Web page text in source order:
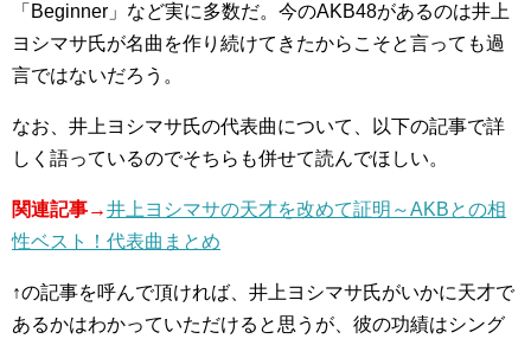
「Beginner」など実に多数だ。今のAKB48があるのは井上
ヨシマサ氏が名曲を作り続けてきたからこそと言っても過
言ではないだろう。
なお、井上ヨシマサ氏の代表曲について、以下の記事で詳
しく語っているのでそちらも併せて読んでほしい。
関連記事→井上ヨシマサの天才を改めて証明～AKBとの相
性ベスト！代表曲まとめ
↑の記事を呼んで頂ければ、井上ヨシマサ氏がいかに天才で
あるかはわかっていただけると思うが、彼の功績はシング